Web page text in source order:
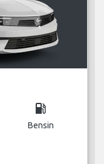
local_gas_station
Bensin